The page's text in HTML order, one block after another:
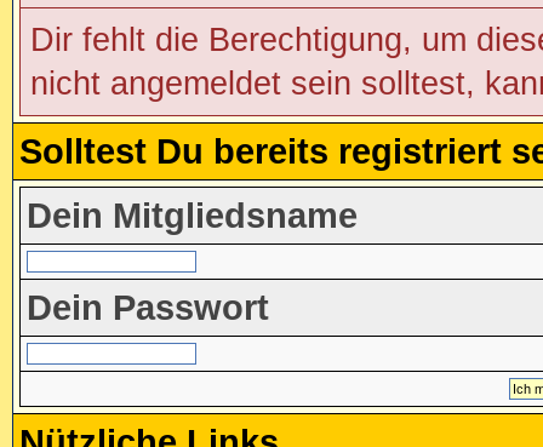
Dir fehlt die Berechtigung, um
nicht angemeldet sein solltest,
Solltest Du bereits registriert
Dein Mitgliedsname
Dein Passwort